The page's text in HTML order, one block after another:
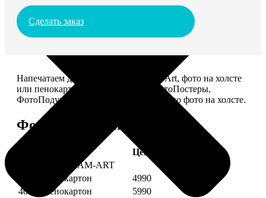
Сделать заказ
Напечатаем для вас картины Dream-Art, фото на холсте
или пенокартоне, ФотоМозаику, ФотоПостеры,
ФотоПодушки или напишем портрет по фото на холсте.
Форматы и цены
Цена, руб.
Картины DREAM-ART
30х40 пенокартон
4990
40х60 пенокартон
5990